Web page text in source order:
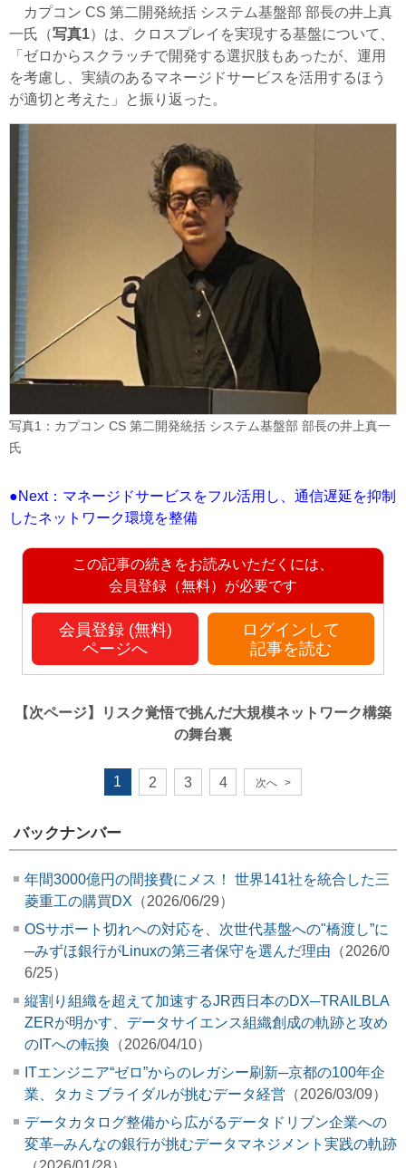
カプコン CS 第二開発統括 システム基盤部 部長の井上真
一氏（写真1）は、クロスプレイを実現する基盤について、
「ゼロからスクラッチで開発する選択肢もあったが、運用
を考慮し、実績のあるマネージドサービスを活用するほう
が適切と考えた」と振り返った。
写真1：カプコン CS 第二開発統括 システム基盤部 部長の井上真一
氏
●Next：マネージドサービスをフル活用し、通信遅延を抑制
したネットワーク環境を整備
この記事の続きをお読みいただくには、
会員登録（無料）が必要です
会員登録 (無料)
ページへ
ログインして
記事を読む
【次ページ】
リスク覚悟で挑んだ大規模ネットワーク構築
の舞台裏
1 2 3 4 次へ >
バックナンバー
年間3000億円の間接費にメス！ 世界141社を統合した三
菱重工の購買DX （2026/06/29）
OSサポート切れへの対応を、次世代基盤への"橋渡し”に
─みずほ銀行がLinuxの第三者保守を選んだ理由 （2026/0
6/25）
縦割り組織を超えて加速するJR西日本のDX─TRAILBLA
ZERが明かす、データサイエンス組織創成の軌跡と攻め
のITへの転換 （2026/04/10）
ITエンジニア“ゼロ”からのレガシー刷新─京都の100年企
業、タカミブライダルが挑むデータ経営 （2026/03/09）
データカタログ整備から広がるデータドリブン企業への
変革─みんなの銀行が挑むデータマネジメント実践の軌跡